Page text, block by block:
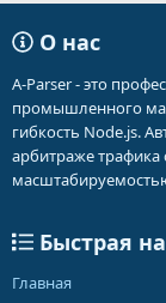
О нас
A-Parser - это
промышленного
гибкость Node.js.
арбитраже трафика
Быстрая
Главная